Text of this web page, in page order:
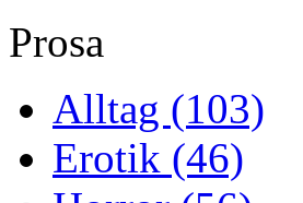
Prosa
Alltag (103)
Erotik (46)